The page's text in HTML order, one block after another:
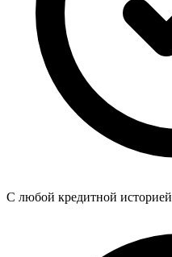
C любой кредитной историей